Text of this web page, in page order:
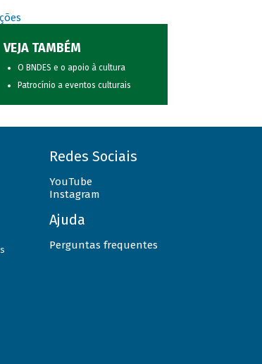
VEJA TAMBÉM
O BNDES e o apoio à cultura
Patrocínio a eventos culturais
Redes Sociais
YouTube
Instagram
Ajuda
Perguntas frequentes